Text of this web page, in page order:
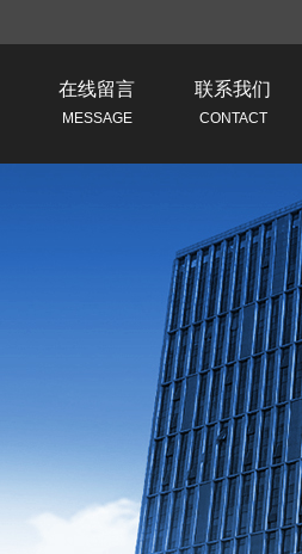
在线留言
MESSAGE
联系我们
CONTACT